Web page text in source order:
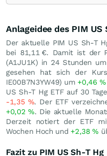
Anlageidee des PIM US
Der aktuelle PIM US Sh-T
bei 81,11 €. Damit ist der
(A1JU1K) in 24 Stunden um
gesehen hat sich der
IE00B7N3YW49) um +0,46 %
US Sh-T Hg ETF auf 30
-1,35 %. Der ETF
+0,02%. Die aktuelle
Derzeit notiert der ETF
Wochen Hoch und +2,38%
Fazit zu PIM US Sh-T Hg